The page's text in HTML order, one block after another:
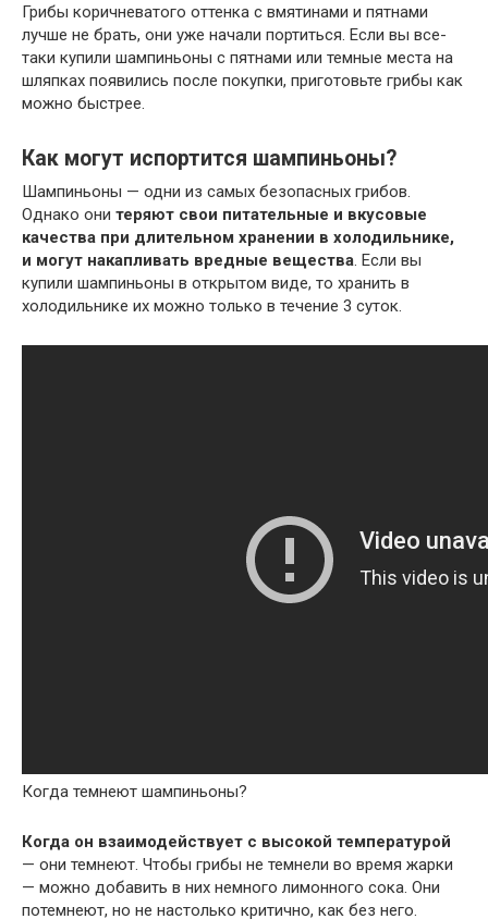
Грибы коричневатого оттенка с вмятинами и пятнами
лучше не брать, они уже начали портиться. Если вы все-
таки купили шампиньоны с пятнами или темные места на
шляпках появились после покупки, приготовьте грибы как
можно быстрее.
Как могут испортится шампиньоны?
Шампиньоны — одни из самых безопасных грибов.
Однако они теряют свои питательные и вкусовые
качества при длительном хранении в холодильнике,
и могут накапливать вредные вещества . Если вы
купили шампиньоны в открытом виде, то хранить в
холодильнике их можно только в течение 3 суток.
Когда темнеют шампиньоны?
Когда он взаимодействует с высокой температурой
— они темнеют. Чтобы грибы не темнели во время жарки
— можно добавить в них немного лимонного сока. Они
потемнеют, но не настолько критично, как без него.